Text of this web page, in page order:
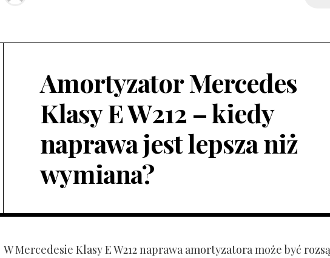
Amortyzator Mercedes
Klasy E W212 – kiedy
naprawa jest lepsza niż
wymiana?
W Mercedesie Klasy E W212 naprawa amortyzatora może być